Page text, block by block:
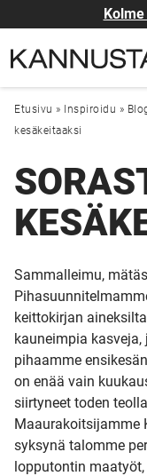
Etusivu » Inspiroidu »
kesäkeitaaksi
Sammalleimu,
keittokirjan
kauneimpia
pihaamme
on enää vain
siirtyneet toden
Maaurakoitsijamme
syksynä talomme
lopputontin